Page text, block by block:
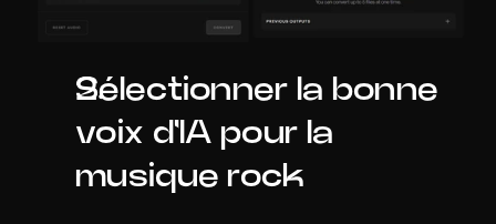
Sélectionner la bonne
voix d'IA pour la
musique rock